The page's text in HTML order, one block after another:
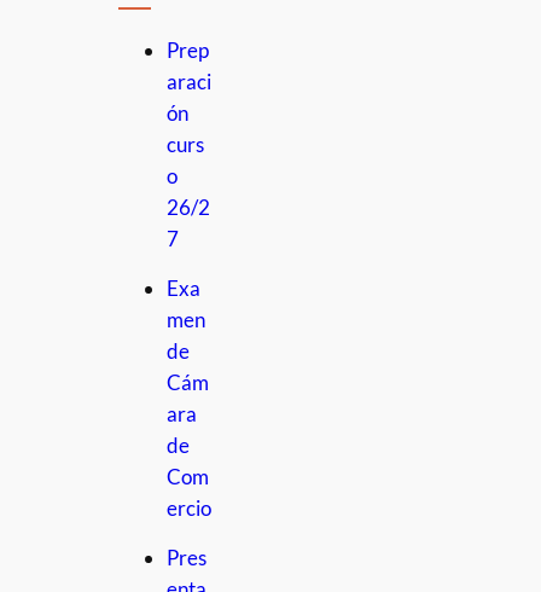
Prep
araci
ón
curs
o
26/2
7
Exa
men
de
Cám
ara
de
Com
ercio
Pres